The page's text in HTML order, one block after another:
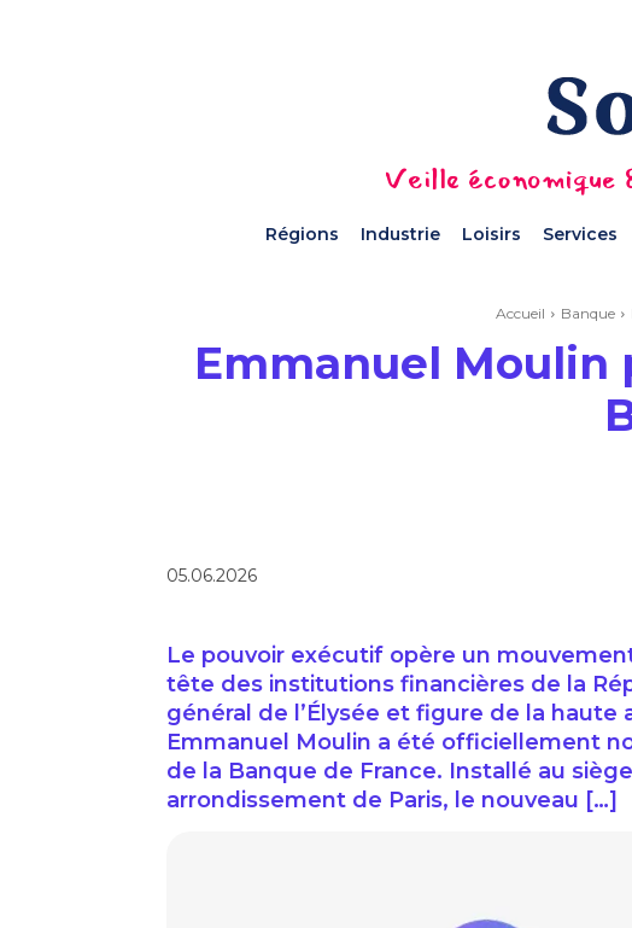
Veille économique
Régions Industrie Loisirs Services
Accueil Banque
Emmanuel Moulin
05.06.2026
Le pouvoir exécutif opère un
tête des institutions financières de la
général de l’Élysée et figure de la
Emmanuel Moulin a été officiellement
de la Banque de France. Installé au
arrondissement de Paris, le nouveau […]